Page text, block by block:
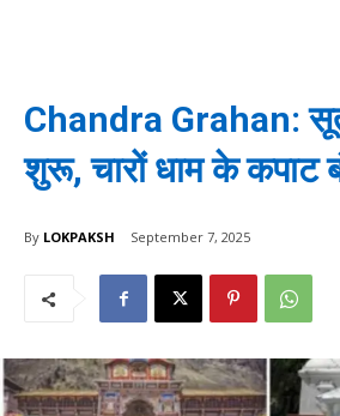
Chandra Grahan:
शुरू, चारों धाम के कपाट
By LOKPAKSH September 7, 2025